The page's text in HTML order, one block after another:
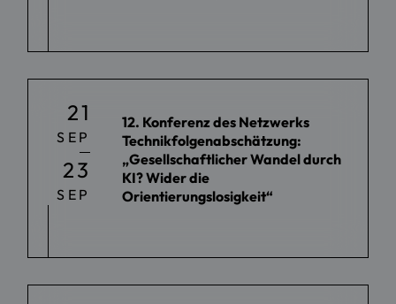
21
SEP
23
SEP
12. Konferenz des Netzwerks
Technikfolgenabschätzung:
„Gesellschaftlicher Wandel durch
KI? Wider die
Orientierungslosigkeit“